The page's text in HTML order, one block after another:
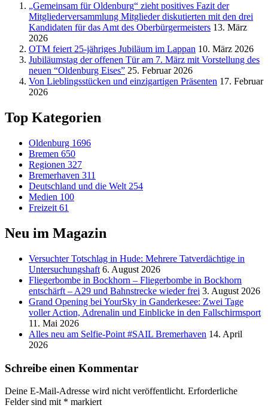
„Gemeinsam für Oldenburg“ zieht positives Fazit der
Mitgliederversammlung Mitglieder diskutierten mit den drei
Kandidaten für das Amt des Oberbürgermeisters 13. März
2026
OTM feiert 25-jähriges Jubiläum im Lappan 10. März 2026
Jubiläumstag der offenen Tür am 7. März mit Vorstellung des
neuen “Oldenburg Eises” 25. Februar 2026
Von Lieblingsstücken und einzigartigen Präsenten 17. Februar
2026
Top Kategorien
Oldenburg 1696
Bremen 650
Regionen 327
Bremerhaven 311
Deutschland und die Welt 254
Medien 100
Freizeit 61
Neu im Magazin
Versucht­er Totschlag in Hude: Mehrere Tatverdächtige in
Untersuchungshaft 6. August 2026
Fliegerbombe in Bockhorn – Fliegerbombe in Bockhorn
entschärft – A29 und Bahnstrecke wieder frei 3. August 2026
Grand Opening bei YourSky in Ganderkesee: Zwei Tage
voller Action, Adrenalin und Einblicke in den Fallschirmsport
11. Mai 2026
Alles neu am Selfie-Point #SAIL Bremerhaven 14. April
2026
Schreibe einen Kommentar
Deine E-Mail-Adresse wird nicht veröffentlicht. Erforderliche
Felder sind mit * markiert